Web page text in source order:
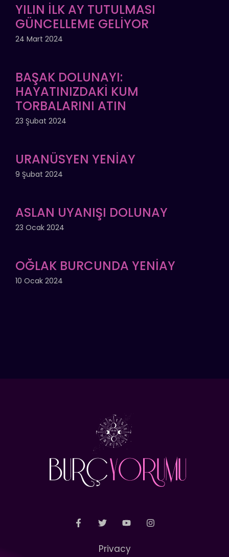
YILIN İLK AY TUTULMASI
GÜNCELLEME GELİYOR
24 Mart 2024
BAŞAK DOLUNAYI:
HAYATINIZDAKİ KUM
TORBALARINI ATIN
23 Şubat 2024
URANÜSYEN YENİAY
9 Şubat 2024
ASLAN UYANIŞI DOLUNAY
23 Ocak 2024
OĞLAK BURCUNDA YENİAY
10 Ocak 2024
Privacy